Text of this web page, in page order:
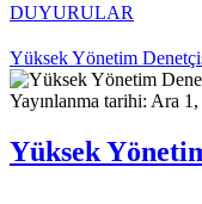
DUYURULAR
Yüksek Yönetim
Yayınlanma tarihi: Ara 1,
Yüksek